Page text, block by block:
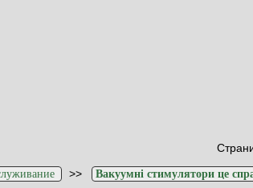
>> Вакуумні стимулятори це